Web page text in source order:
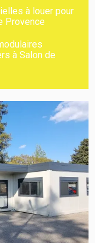
à louer pour
Provence
à Salon de